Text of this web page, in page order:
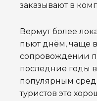
заказывают в
Вермут более
пьют днём, чаще
сопровождении
последние годы
популярным
туристов это